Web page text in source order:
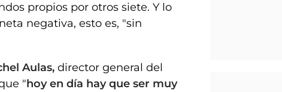
propios por otros siete. Y lo
negativa, esto es, "sin
Aulas, director general del
"hoy en día hay que ser muy